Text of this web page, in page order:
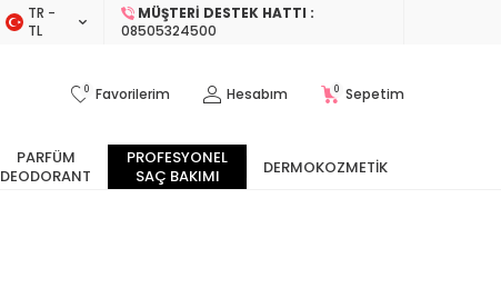
TR −
TL
MÜŞTERI DESTEK HATTI :
08505324500
0 Favorilerim Hesabım 0 Sepetim
PARFÜM
DEODORANT
PROFESYONEL
SAÇ BAKIMI
DERMOKOZMETIK